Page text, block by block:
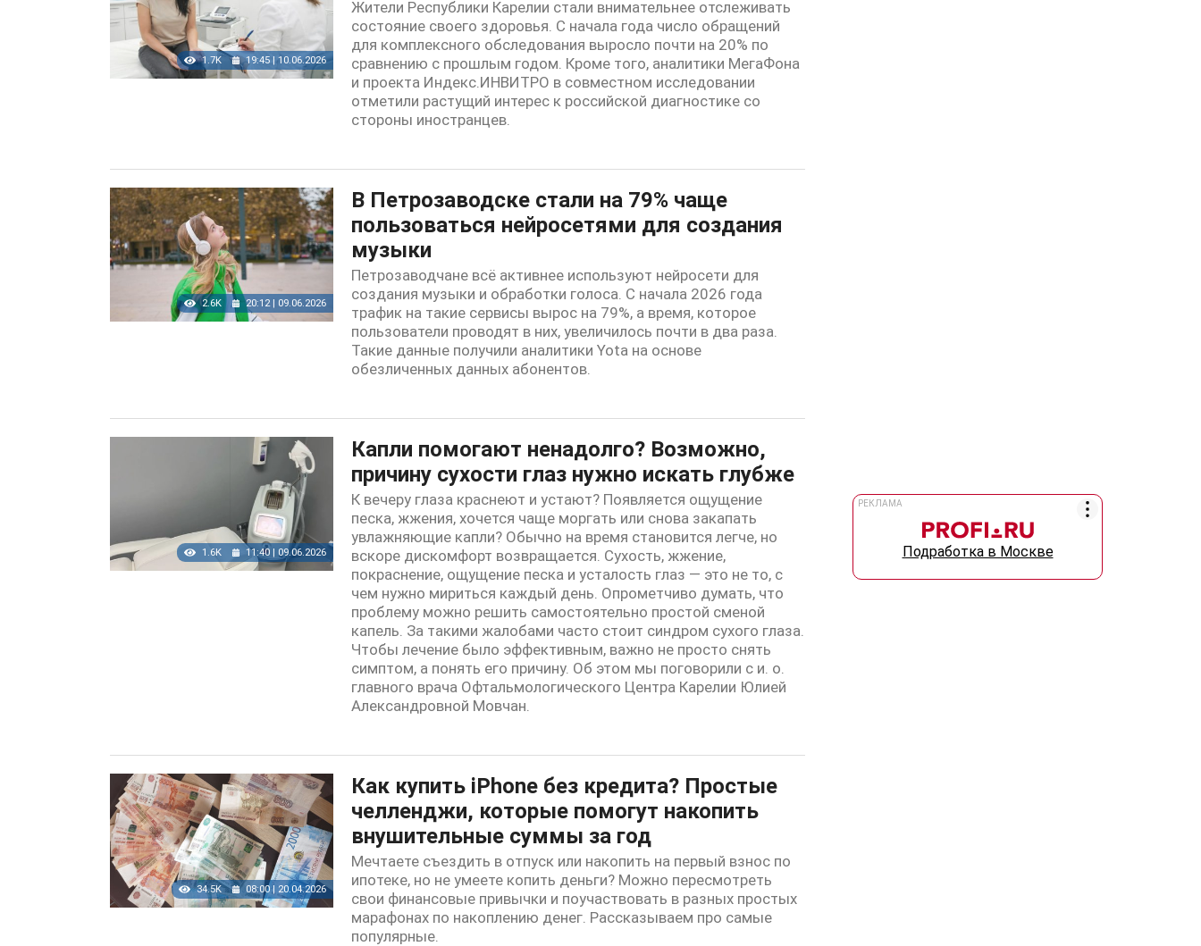
1.7K 19:45 | 10.06.2026
Жители Республики Карелии стали внимательнее отслеживать
состояние своего здоровья. С начала года число обращений
для комплексного обследования выросло почти на 20% по
сравнению с прошлым годом. Кроме того, аналитики МегаФона
и проекта Индекс.ИНВИТРО в совместном исследовании
отметили растущий интерес к российской диагностике со
стороны иностранцев.
2.6K 20:12 | 09.06.2026
В Петрозаводске стали на 79% чаще
пользоваться нейросетями для создания
музыки
Петрозаводчане всё активнее используют нейросети для
создания музыки и обработки голоса. С начала 2026 года
трафик на такие сервисы вырос на 79%, а время, которое
пользователи проводят в них, увеличилось почти в два раза.
Такие данные получили аналитики Yota на основе
обезличенных данных абонентов.
1.6K 11:40 | 09.06.2026
Капли помогают ненадолго? Возможно,
причину сухости глаз нужно искать глубже
К вечеру глаза краснеют и устают? Появляется ощущение
песка, жжения, хочется чаще моргать или снова закапать
увлажняющие капли? Обычно на время становится легче, но
вскоре дискомфорт возвращается. Сухость, жжение,
покраснение, ощущение песка и усталость глаз — это не то, с
чем нужно мириться каждый день. Опрометчиво думать, что
проблему можно решить самостоятельно простой сменой
капель. За такими жалобами часто стоит синдром сухого глаза.
Чтобы лечение было эффективным, важно не просто снять
симптом, а понять его причину. Об этом мы поговорили с и. о.
главного врача Офтальмологического Центра Карелии Юлией
Александровной Мовчан.
34.5K 08:00 | 20.04.2026
Как купить iPhone без кредита? Простые
челленджи, которые помогут накопить
внушительные суммы за год
Мечтаете съездить в отпуск или накопить на первый взнос по
ипотеке, но не умеете копить деньги? Можно пересмотреть
свои финансовые привычки и поучаствовать в разных простых
марафонах по накоплению денег. Рассказываем про самые
популярные.
РЕКЛАМА
Подработка в Москве